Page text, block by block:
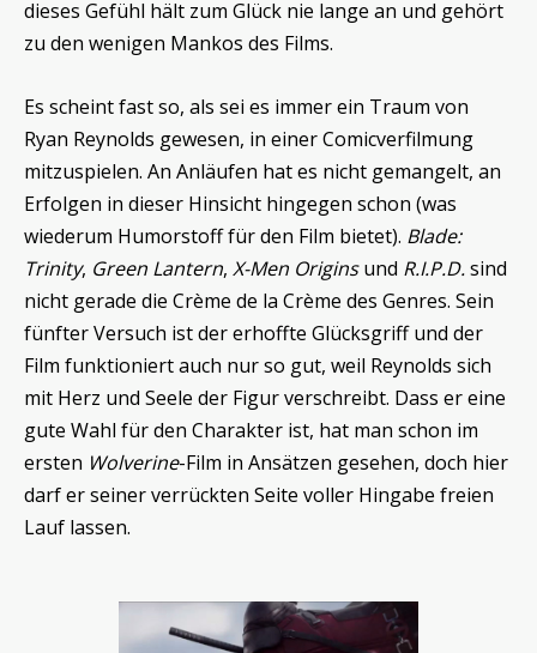
dieses Gefühl hält zum Glück nie lange an und gehört
zu den wenigen Mankos des Films.
Es scheint fast so, als sei es immer ein Traum von
Ryan Reynolds gewesen, in einer Comicverfilmung
mitzuspielen. An Anläufen hat es nicht gemangelt, an
Erfolgen in dieser Hinsicht hingegen schon (was
wiederum Humorstoff für den Film bietet). Blade:
Trinity, Green Lantern, X-Men Originsund R.I.P.D.sind
nicht gerade die Crème de la Crème des Genres. Sein
fünfter Versuch ist der erhoffte Glücksgriff und der
Film funktioniert auch nur so gut, weil Reynolds sich
mit Herz und Seele der Figur verschreibt. Dass er eine
gute Wahl für den Charakter ist, hat man schon im
ersten Wolverine-Film in Ansätzen gesehen, doch hier
darf er seiner verrückten Seite voller Hingabe freien
Lauf lassen.